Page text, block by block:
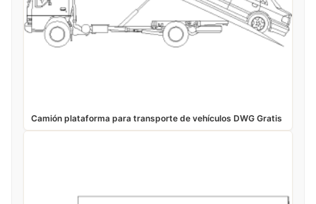
Camión plataforma para transporte de vehículos DWG Gratis